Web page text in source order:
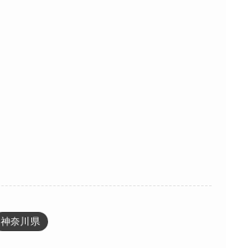
神奈川県